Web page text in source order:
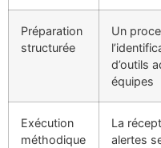
Préparation
structurée
Un
d’outils
équipes
Exécution
méthodique
La
alertes